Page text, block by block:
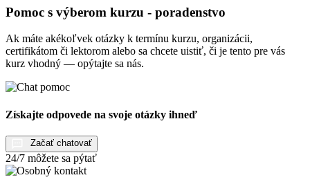
Pomoc s výberom kurzu - poradenstvo
Ak máte akékoľvek otázky k termínu kurzu, organizácii,
certifikátom či lektorom alebo sa chcete uistiť, či je tento pre vás
kurz vhodný — opýtajte sa nás.
Získajte odpovede na svoje otázky ihneď
Začať chatovať
24/7 môžete sa pýtať